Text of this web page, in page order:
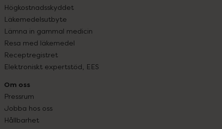
Högkostnadsskyddet
Läkemedelsutbyte
Lämna in gammal medicin
Resa med läkemedel
Receptregistret
Elektroniskt expertstöd, EES
Om oss
Pressrum
Jobba hos oss
Hållbarhet